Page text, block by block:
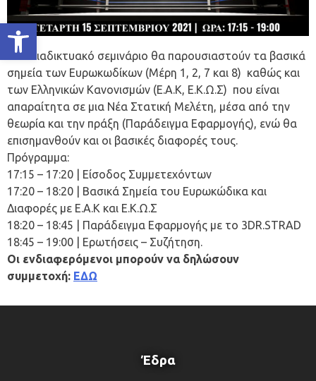
Ανοίξτε τη γραμμή εργαλείων
Στο διαδικτυακό σεμινάριο θα παρουσιαστούν τα βασικά
σημεία των Ευρωκωδίκων (Μέρη 1, 2, 7 και 8) καθώς και
των Ελληνικών Κανονισμών (Ε.Α.Κ, Ε.Κ.Ω.Σ) που είναι
απαραίτητα σε μια Νέα Στατική Μελέτη, μέσα από την
θεωρία και την πράξη (Παράδειγμα Εφαρμογής), ενώ θα
επισημανθούν και οι βασικές διαφορές τους.
Πρόγραμμα:
17:15 – 17:20 | Είσοδος Συμμετεχόντων
17:20 – 18:20 | Βασικά Σημεία του Ευρωκώδικα και
Διαφορές με Ε.Α.Κ και Ε.Κ.Ω.Σ
18:20 – 18:45 | Παράδειγμα Εφαρμογής με το 3DR.STRAD
18:45 – 19:00 | Ερωτήσεις – Συζήτηση.
Οι ενδιαφερόμενοι μπορούν να δηλώσουν
συμμετοχή: ΕΔΩ
Έδρα